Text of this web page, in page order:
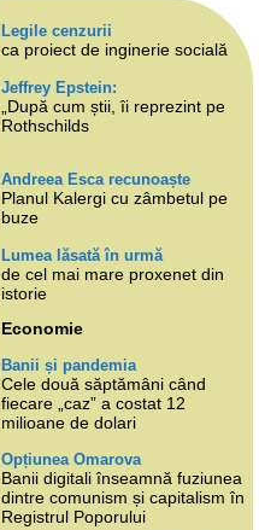
Legile cenzurii
ca proiect de inginerie socială
Jeffrey Epstein:
„După cum știi, îi reprezint pe
Rothschilds
Andreea Esca recunoaște
Planul Kalergi cu zâmbetul pe
buze
Lumea lăsată în urmă
de cel mai mare proxenet din
istorie
Economie
Banii și pandemia
Cele două săptămâni când
fiecare „caz” a costat 12
milioane de dolari
Opțiunea Omarova
Banii digitali înseamnă fuziunea
dintre comunism și capitalism în
Registrul Poporului